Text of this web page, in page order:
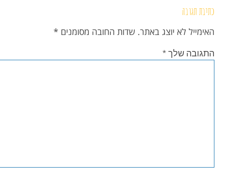
כתיבת תגובה
האימייל לא יוצג באתר. שדות החובה מסומנים *
התגובה שלך *